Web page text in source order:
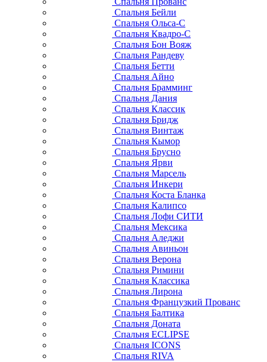
Спальня Бейли
Спальня Ольса-С
Спальня Квадро-С
Спальня Бон Вояж
Спальня Рандеву
Спальня Бетти
Спальня Айно
Спальня Брамминг
Спальня Дания
Спальня Классик
Спальня Бридж
Спальня Винтаж
Спальня Кымор
Спальня Брусно
Спальня Ярви
Спальня Марсель
Спальня Инкери
Спальня Коста Бланка
Спальня Калипсо
Спальня Лофи СИТИ
Спальня Мексика
Спальня Аледжи
Спальня Авиньон
Спальня Верона
Спальня Римини
Спальня Классика
Спальня Лирона
Спальня Французкий Прованс
Спальня Балтика
Спальня Доната
Спальня ECLIPSE
Спальня ICONS
Спальня RIVA